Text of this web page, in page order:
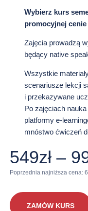
Wybierz kurs
promocyjnej cenie
Zajęcia prowadzą
będący native
Wszystkie
scenariusze lekcji
i przekazywane
Po zajęciach
platformy e-
mnóstwo ćwiczeń
549zł –
Poprzednia najniższa cena:
ZAMÓW KURS